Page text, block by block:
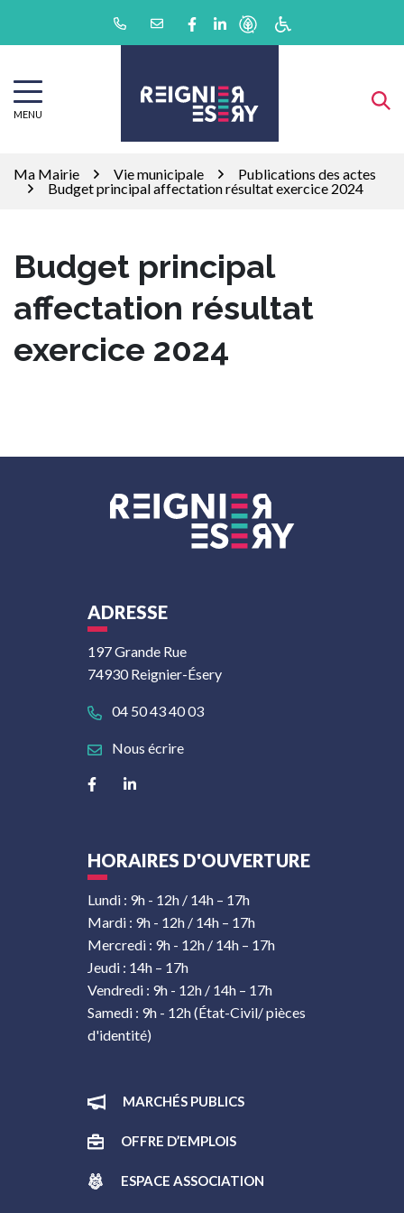
Lien vers le compte Facebook
Lien vers le compte Linkedin
MENU
Ma Mairie Vie municipale
Publications des actes
Budget principal affectation résultat exercice 2024
Budget principal
affectation résultat
exercice 2024
ADRESSE
197 Grande Rue
74930 Reignier-Ésery
04 50 43 40 03
Nous écrire
Lien vers le compte Facebook
Lien vers le compte Linkedin
HORAIRES D'OUVERTURE
Lundi : 9h - 12h / 14h – 17h
Mardi : 9h - 12h / 14h – 17h
Mercredi : 9h - 12h / 14h – 17h
Jeudi : 14h – 17h
Vendredi : 9h - 12h / 14h – 17h
Samedi : 9h - 12h (État-Civil/ pièces
d'identité)
MARCHÉS PUBLICS
OFFRE D’EMPLOIS
ESPACE ASSOCIATION